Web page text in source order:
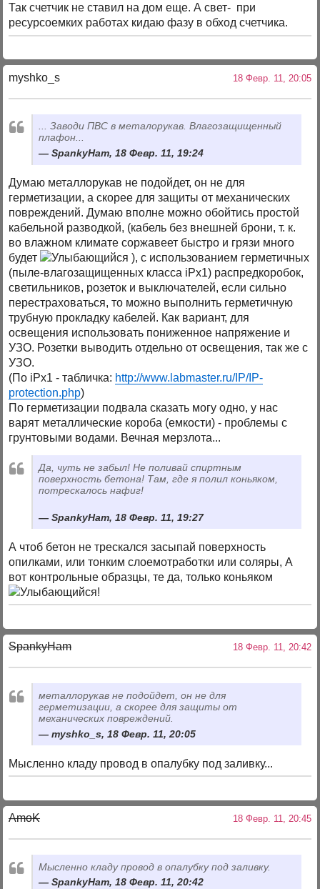
Так счетчик не ставил на дом еще. А свет- при
ресурсоемких работах кидаю фазу в обход счетчика.
myshko_s 18 Февр. 11, 20:05
... Заводи ПВС в металорукав. Влагозащищенный
плафон...
SpankyHam, 18 Февр. 11, 19:24
Думаю металлорукав не подойдет, он не для
герметизации, а скорее для защиты от механических
повреждений. Думаю вполне можно обойтись простой
кабельной разводкой, (кабель без внешней брони, т. к.
во влажном климате соржавеет быстро и грязи много
будет
), с использованием герметичных
(пыле-влагозащищенных класса iPx1) распредкоробок,
светильников, розеток и выключателей, если сильно
перестраховаться, то можно выполнить герметичную
трубную прокладку кабелей. Как вариант, для
освещения использовать пониженное напряжение и
УЗО. Розетки выводить отдельно от освещения, так же с
УЗО.
(По iPx1 - табличка: http://www.labmaster.ru/IP/IP-
protection.php)
По герметизации подвала сказать могу одно, у нас
варят металлические короба (емкости) - проблемы с
грунтовыми водами. Вечная мерзлота...
Да, чуть не забыл! Не поливай спиртным
поверхность бетона! Там, где я полил коньяком,
потрескалось нафиг!
SpankyHam, 18 Февр. 11, 19:27
А чтоб бетон не трескался засыпай поверхность
опилками, или тонким слоемотработки или соляры, А
вот контрольные образцы, те да, только коньяком
!
SpankyHam 18 Февр. 11, 20:42
металлорукав не подойдет, он не для
герметизации, а скорее для защиты от
механических повреждений.
myshko_s, 18 Февр. 11, 20:05
Мысленно кладу провод в опалубку под заливку...
AmoK 18 Февр. 11, 20:45
Мысленно кладу провод в опалубку под заливку.
SpankyHam, 18 Февр. 11, 20:42